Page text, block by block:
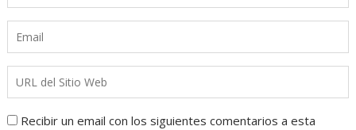
Recibir un email con los siguientes comentarios a esta